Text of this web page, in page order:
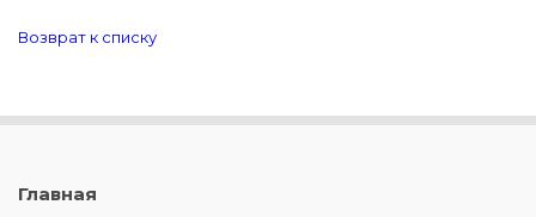
Возврат к списку
Главная